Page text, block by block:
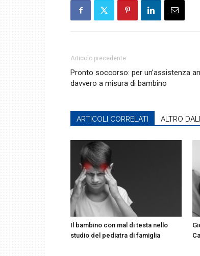
Articolo precedente
Pronto soccorso: per un’assistenza
davvero a misura di bambino
ARTICOLI CORRELATI ALTRO
Il bambino con mal di testa nello
studio del pediatra di famiglia